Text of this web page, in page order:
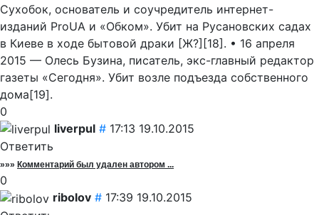
Сухобок, основатель и соучредитель интернет-
изданий ProUA и «Обком». Убит на Русановских садах
в Киеве в ходе бытовой драки [Ж?][18]. • 16 апреля
2015 — Олесь Бузина, писатель, экс-главный редактор
газеты «Сегодня». Убит возле подъезда собственного
дома[19].
0
liverpul # 17:13 19.10.2015
Ответить
»»» Комментарий был удален автором ...
0
ribolov # 17:39 19.10.2015